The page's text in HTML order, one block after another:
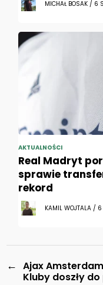
MICHAŁ BOSAK / 6
AKTUALNOŚCI
Real Madryt
sprawie
rekord
KAMIL WOJTALA /
← Ajax
Kluby doszły